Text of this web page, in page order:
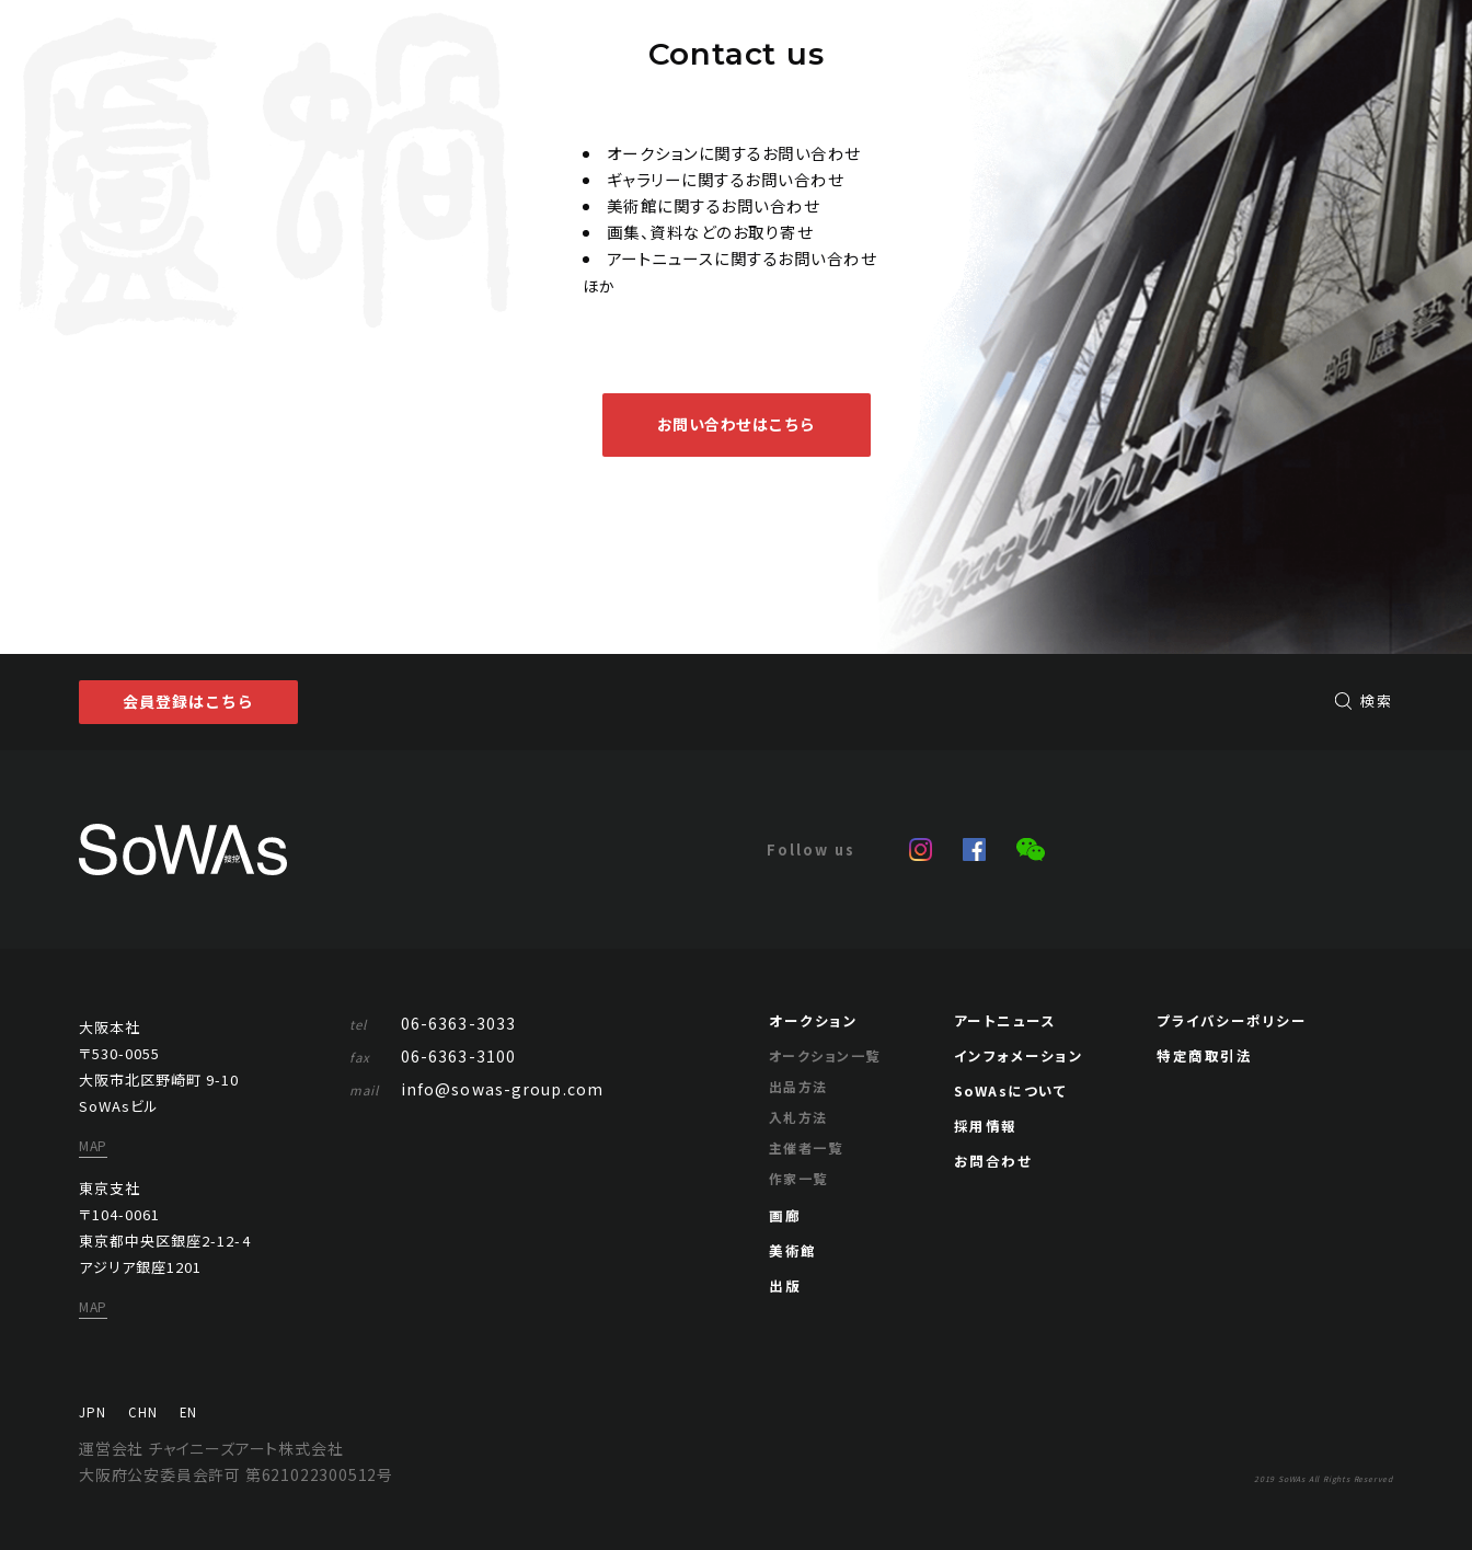
Contact us
オークションに関するお問い合わせ
ギャラリーに関するお問い合わせ
美術館に関するお問い合わせ
画集、資料などのお取り寄せ
アートニュースに関するお問い合わせ
ほか
お問い合わせはこちら
会員登録はこちら 検索
大阪本社
〒530-0055
大阪市北区野崎町 9-10
SoWAsビル
MAP
東京支社
〒104-0061
東京都中央区銀座2-12-4
アジリア銀座1201
MAP
tel 06-6363-3033
fax 06-6363-3100
mail info@sowas-group.com
オークション
オークション一覧
出品方法
入札方法
主催者一覧
作家一覧
画廊
美術館
出版
アートニュース
インフォメーション
SoWAsについて
採用情報
お問合わせ
プライバシーポリシー
特定商取引法
JPN CHN EN
運営会社 チャイニーズアート株式会社
大阪府公安委員会許可 第621022300512号
2019 SoWAs All Rights Reserved